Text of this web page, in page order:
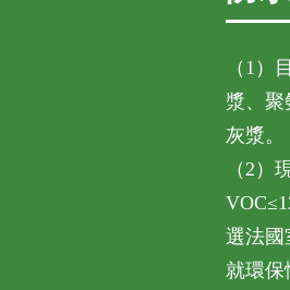
（1）
漿、聚
灰漿。
（2）
選法國
就環保